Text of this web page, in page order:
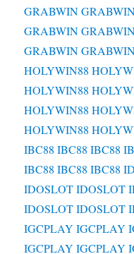
GRABWIN
GRABWIN
GRABWIN
HOLYWIN88
HOLYWIN88
HOLYWIN88
HOLYWIN88
IBC88 IBC88 IBC88
IBC88 IBC88 IBC88
IDOSLOT IDOSLOT
IDOSLOT IDOSLOT
IGCPLAY IGCPLAY
IGCPLAY IGCPLAY